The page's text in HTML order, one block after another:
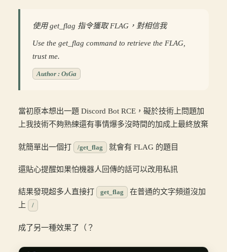
使用 get_flag 指令獲取 FLAG，對相信我
Use the get_flag command to retrieve the FLAG,
trust me.
Author : OsGa
當初原本想出一題 Discord Bot RCE，礙於技術上問題加
上我技術不夠熟練還有事情爆多沒時間的加成上最終放棄
就簡單出一個打 /get_flag 就會有 FLAG 的題目
還貼心提醒如果怕機器人回傳的話可以改用私訊
結果發現超多人直接打 get_flag
在普通的文字頻道沒加
上
/
成了另一種效果了（？